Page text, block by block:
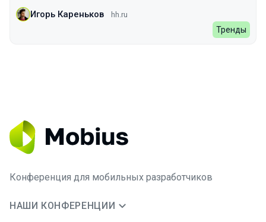
Игорь Кареньков hh.ru
Тренды
Конференция для мобильных разработчиков
НАШИ КОНФЕРЕНЦИИ